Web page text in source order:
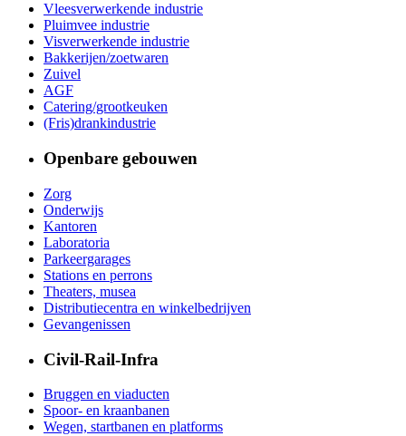
Vleesverwerkende industrie
Pluimvee industrie
Visverwerkende industrie
Bakkerijen/zoetwaren
Zuivel
AGF
Catering/grootkeuken
(Fris)drankindustrie
Openbare gebouwen
Zorg
Onderwijs
Kantoren
Laboratoria
Parkeergarages
Stations en perrons
Theaters, musea
Distributiecentra en winkelbedrijven
Gevangenissen
Civil-Rail-Infra
Bruggen en viaducten
Spoor- en kraanbanen
Wegen, startbanen en platforms